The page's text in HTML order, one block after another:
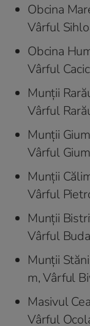
Obcina
Vârful
Obcina
Vârful
Munții
Vârful
Munții
Vârful
Munții
Vârful
Munții
Vârful
Munții
m, Vârful
Masivul
Vârful